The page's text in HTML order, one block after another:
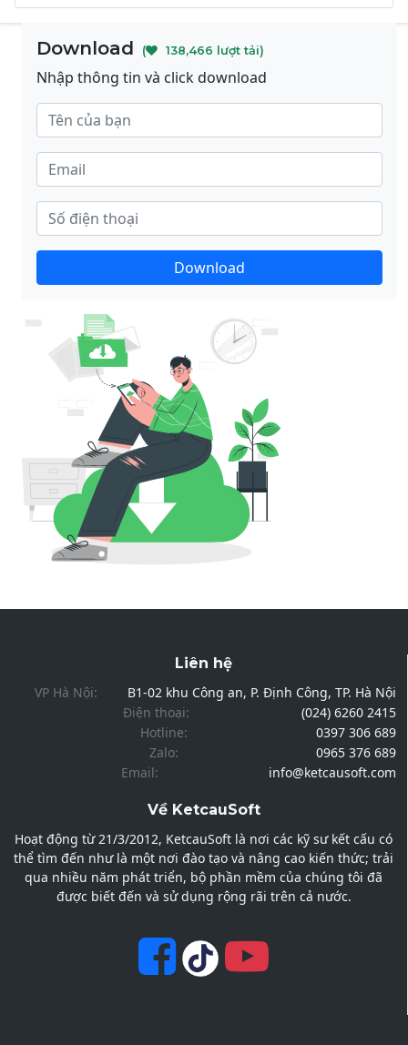
Download ( 138,466 lượt tải)
Nhập thông tin và click download
Download
Liên hệ
VP Hà Nội:
B1-02 khu Công an, P. Định Công, TP. Hà Nội
Điện thoại:
(024) 6260 2415
Hotline:
0397 306 689
Zalo:
0965 376 689
Email:
info@ketcausoft.com
Về KetcauSoft
Hoạt động từ 21/3/2012, KetcauSoft là nơi các kỹ sư kết cấu có
thể tìm đến như là một nơi đào tạo và nâng cao kiến thức; trải
qua nhiều năm phát triển, bộ phần mềm của chúng tôi đã
được biết đến và sử dụng rộng rãi trên cả nước.